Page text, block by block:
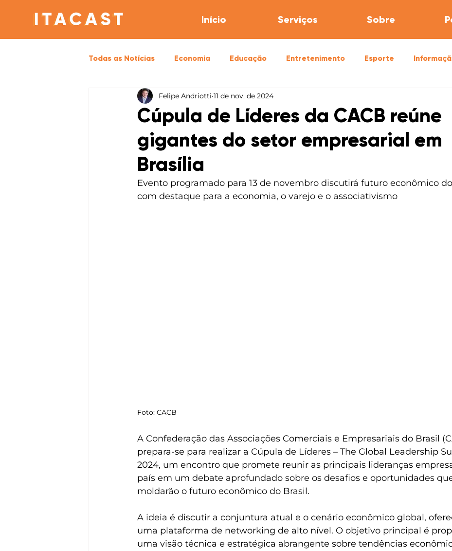
Início Serviços Sobre
Todas as Notícias Economia Educação Entretenimento Esporte
Política Saúde Segurança
Cúpula de Líderes da CACB reúne
gigantes do setor empresarial em
Brasília
Felipe Andriotti 11 de nov. de 2024
Evento programado para 13 de novembro discutirá futuro econômico
com destaque para a economia, o varejo e o associativismo
Foto: CACB
A Confederação das Associações Comerciais e Empresariais do Brasil
prepara-se para realizar a Cúpula de Líderes – The Global Leadership
2024, um encontro que promete reunir as principais lideranças
país em um debate aprofundado sobre os desafios e oportunidades
moldarão o futuro econômico do Brasil.
A ideia é discutir a conjuntura atual e o cenário econômico global,
uma plataforma de networking de alto nível. O objetivo principal é
uma visão técnica e estratégica abrangente sobre tendências